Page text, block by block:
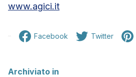
www.agici.it
Facebook Twitter
Archiviato in